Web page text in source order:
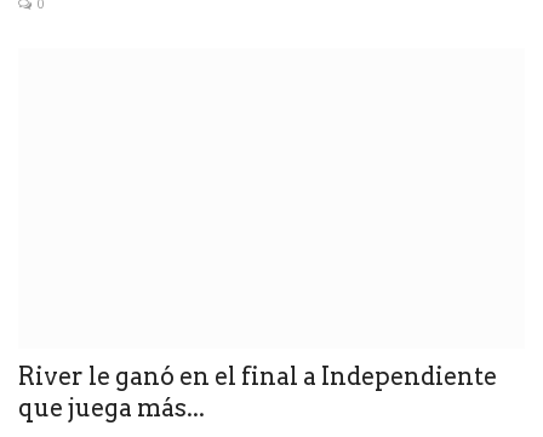
River le ganó en el final a Independiente
que juega más...